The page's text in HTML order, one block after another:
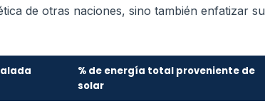
de otras naciones, sino también enfatizar su
% de energía total proveniente de
solar